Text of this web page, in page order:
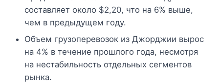
составляет около $2,20, что на 6% выше,
чем в предыдущем году.
Объем грузоперевозок из Джорджии вырос
на 4% в течение прошлого года, несмотря
на нестабильность отдельных сегментов
рынка.